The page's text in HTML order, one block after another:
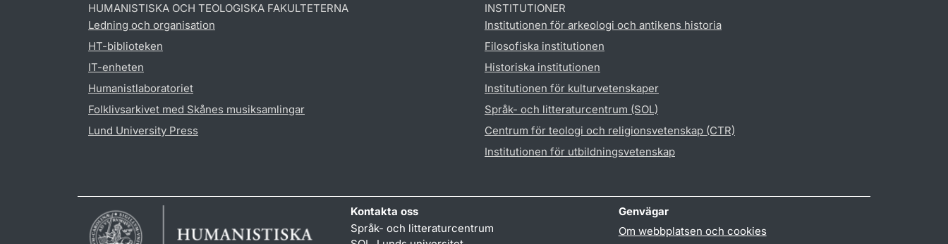
HUMANISTISKA OCH TEOLOGISKA FAKULTETERNA
Ledning och organisation
HT-biblioteken
IT-enheten
Humanistlaboratoriet
Folklivsarkivet med Skånes musiksamlingar
Lund University Press
INSTITUTIONER
Institutionen för arkeologi och antikens historia
Filosofiska institutionen
Historiska institutionen
Institutionen för kulturvetenskaper
Språk- och litteraturcentrum (SOL)
Centrum för teologi och religionsvetenskap (CTR)
Institutionen för utbildningsvetenskap
Kontakta oss
Språk- och litteraturcentrum
Genvägar
Om webbplatsen och cookies